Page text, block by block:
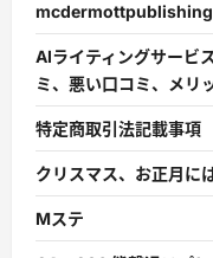
AIライティングサービ
ミ、悪い口コミ、メリ
特定商取引法記載事項
クリスマス、お正月に
Mステ